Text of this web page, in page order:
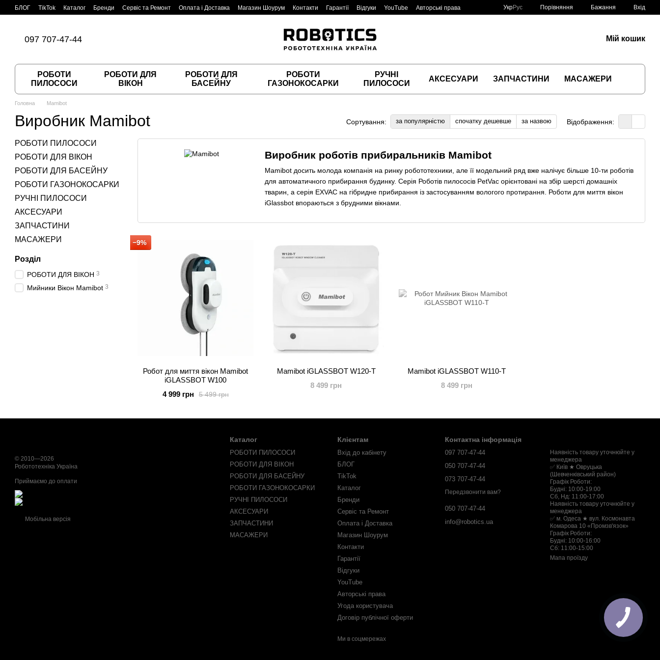
Перейти до основного контенту
БЛОГ TikTok Каталог Бренди Сервіс та Ремонт Оплата і Доставка Магазин Шоурум Контакти Гарантії Відгуки YouTube
Авторські права
УкрРус Порівняння Бажання Вхід
097 707-47-44 Мій кошик
РОБОТИ
ПИЛОСОСИ
РОБОТИ ДЛЯ
ВІКОН
РОБОТИ ДЛЯ
БАСЕЙНУ
РОБОТИ
ГАЗОНОКОСАРКИ
РУЧНІ
ПИЛОСОСИ
АКСЕСУАРИ ЗАПЧАСТИНИ МАСАЖЕРИ
Головна Mamibot
Виробник Mamibot Сортування: за популярністю спочатку дешевше за назвою Відображення:
Виробник роботів прибиральників Mamibot
Mamibot досить молода компанія на ринку робототехники, але її модельний ряд вже налічує більше 10-ти роботів
для автоматичного прибирання будинку. Серія Роботів пилососів PetVac орієнтовані на збір шерсті домашніх
тварин, а серія EXVAC на гібридне прибирання із застосуванням вологого протирання. Роботи для миття вікон
iGlassbot впораються з брудними вікнами.
−9%
Робот для миття вікон Mamibot
iGLASSBOT W100
5 499 грн
4 999 грн
Mamibot iGLASSBOT W120-T
8 499 грн
Mamibot iGLASSBOT W110-T
8 499 грн
РОБОТИ ПИЛОСОСИ
РОБОТИ ДЛЯ ВІКОН
РОБОТИ ДЛЯ БАСЕЙНУ
РОБОТИ ГАЗОНОКОСАРКИ
РУЧНІ ПИЛОСОСИ
АКСЕСУАРИ
ЗАПЧАСТИНИ
МАСАЖЕРИ
Розділ
РОБОТИ ДЛЯ ВІКОН 3
Мийники Вікон Mamibot 3
© 2010—2026
Робототехніка Україна
Приймаємо до оплати
Мобільна версія
Каталог
РОБОТИ ПИЛОСОСИ
РОБОТИ ДЛЯ ВІКОН
РОБОТИ ДЛЯ БАСЕЙНУ
РОБОТИ ГАЗОНОКОСАРКИ
РУЧНІ ПИЛОСОСИ
АКСЕСУАРИ
ЗАПЧАСТИНИ
МАСАЖЕРИ
Клієнтам
Вхід до кабінету
БЛОГ
TikTok
Каталог
Бренди
Сервіс та Ремонт
Оплата і Доставка
Магазин Шоурум
Контакти
Гарантії
Відгуки
YouTube
Авторські права
Угода користувача
Договір публічної оферти
Ми в соцмережах
Контактна інформація
097 707-47-44
050 707-47-44
073 707-47-44
Передзвонити вам?
050 707-47-44
info@robotics.ua
Наявність товару уточнюйте у
менеджера
✅ Київ ★ Овруцька
(Шевченківський район)
Графік Роботи:
Будні: 10:00-19:00
Сб, Нд: 11:00-17:00
Наявність товару уточнюйте у
менеджера
✅ м. Одеса ★ вул. Космонавта
Комарова 10 «Промзв'язок»
Графік Роботи:
Будні: 10:00-16:00
Сб: 11:00-15:00
Мапа проїзду